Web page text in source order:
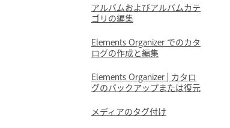
アルバムおよびアルバムカテ
ゴリの編集
Elements Organizer でのカタ
ログの作成と編集
Elements Organizer | カタロ
グのバックアップまたは復元
メディアのタグ付け